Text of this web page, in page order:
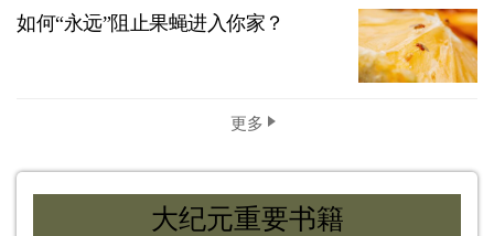
如何“永远”阻止果蝇进入你家？
更多
大纪元重要书籍